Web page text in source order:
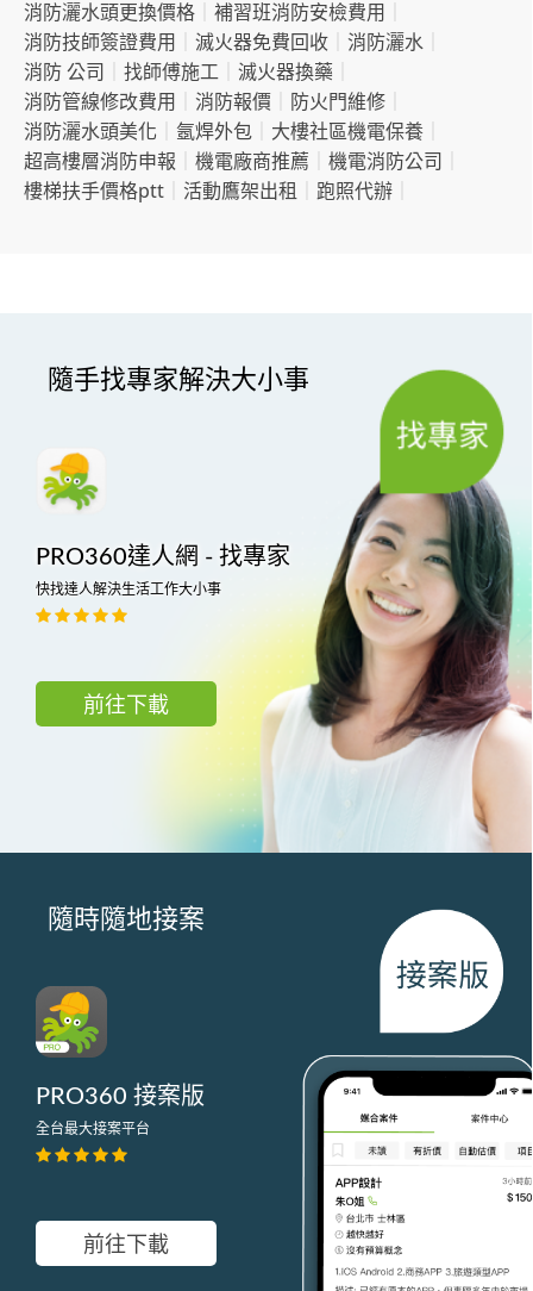
消防灑水頭更換價格 補習班消防安檢費用
消防技師簽證費用
滅火器免費回收 消防灑水
消防 公司
找師傅施工 滅火器換藥
消防管線修改費用
消防報價 防火門維修
消防灑水頭美化
氬焊外包 大樓社區機電保養
超高樓層消防申報
機電廠商推薦 機電消防公司
樓梯扶手價格ptt
活動鷹架出租 跑照代辦
隨手找專家解決大小事
PRO360達人網 - 找專家
快找達人解決生活工作大小事
前往下載
隨時隨地接案
PRO360 接案版
全台最大接案平台
前往下載